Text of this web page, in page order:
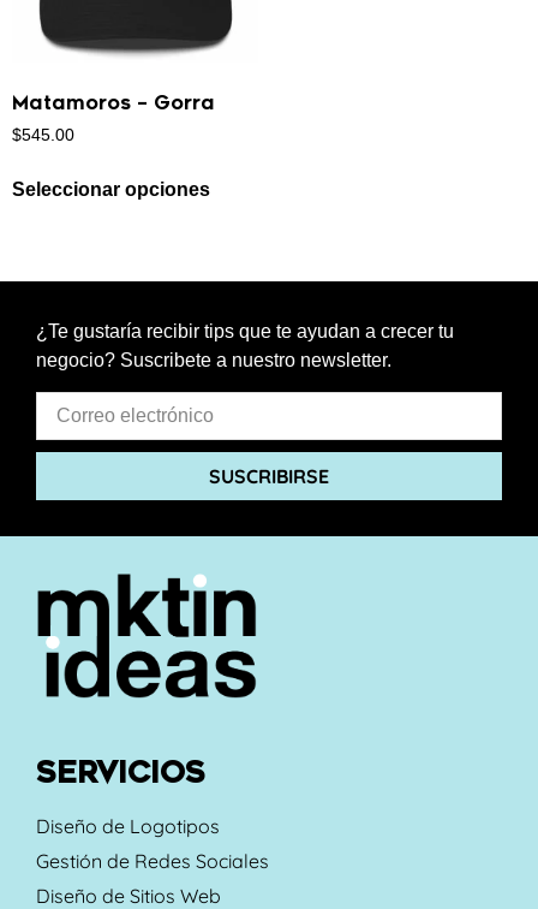
Matamoros – Gorra
$545.00
Seleccionar opciones
¿Te gustaría recibir tips que te ayudan a crecer tu
negocio? Suscribete a nuestro newsletter.
SUSCRIBIRSE
SERVICIOS
Diseño de Logotipos
Gestión de Redes Sociales
Diseño de Sitios Web